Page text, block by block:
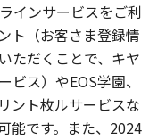
インサービスをご利
ト（お客さま登録情
ただくことで、キヤ
ス）やEOS学園、
ント枚ルサービスな
能です。また、2024